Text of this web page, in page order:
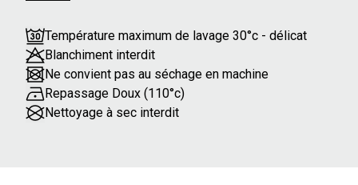
Température maximum de lavage 30°c - délicat
Blanchiment interdit
Ne convient pas au séchage en machine
Repassage Doux (110°c)
Nettoyage à sec interdit